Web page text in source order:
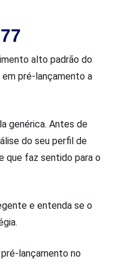
alto padrão do
em pré-lançamento a
genérica. Antes de
do seu perfil de
que faz sentido para o
e entenda se o
lançamento no